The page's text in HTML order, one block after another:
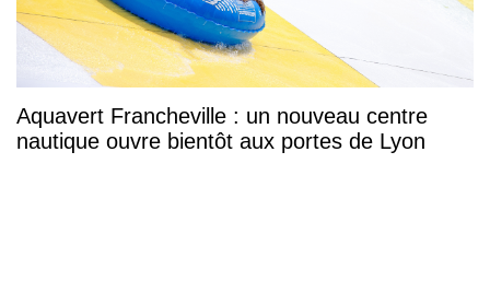
Aquavert Francheville : un nouveau centre
nautique ouvre bientôt aux portes de Lyon